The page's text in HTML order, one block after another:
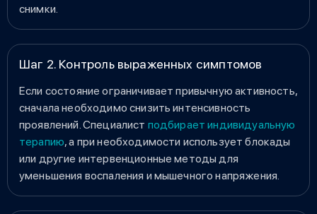
снимки.
Шаг 2. Контроль выраженных симптомов
Если состояние ограничивает привычную активность,
сначала необходимо снизить интенсивность
проявлений. Специалист подбирает индивидуальную
терапию, а при необходимости использует блокады
или другие интервенционные методы для
уменьшения воспаления и мышечного напряжения.